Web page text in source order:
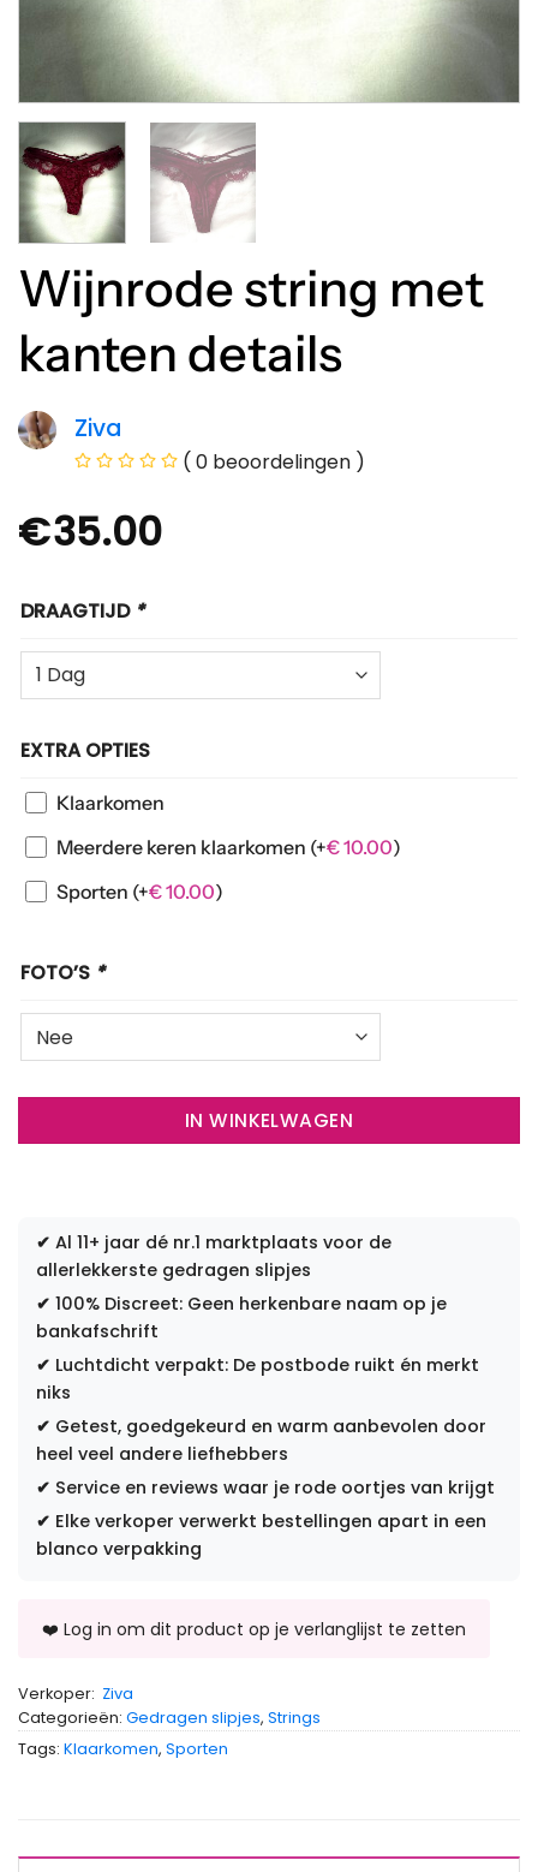
Wijnrode string met
kanten details
Ziva
( 0 beoordelingen )
€35.00
DRAAGTIJD *
EXTRA OPTIES
Klaarkomen
Meerdere keren klaarkomen (+€10.00)
Sporten (+€10.00)
FOTO’S *
IN WINKELWAGEN
✔ Al 11+ jaar dé nr.1 marktplaats voor de
allerlekkerste gedragen slipjes
✔ 100% Discreet: Geen herkenbare naam op je
bankafschrift
✔ Luchtdicht verpakt: De postbode ruikt én merkt
niks
✔ Getest, goedgekeurd en warm aanbevolen door
heel veel andere liefhebbers
✔ Service en reviews waar je rode oortjes van krijgt
✔ Elke verkoper verwerkt bestellingen apart in een
blanco verpakking
Verkoper: Ziva
Categorieën: Gedragen slipjes, Strings
Tags: Klaarkomen, Sporten